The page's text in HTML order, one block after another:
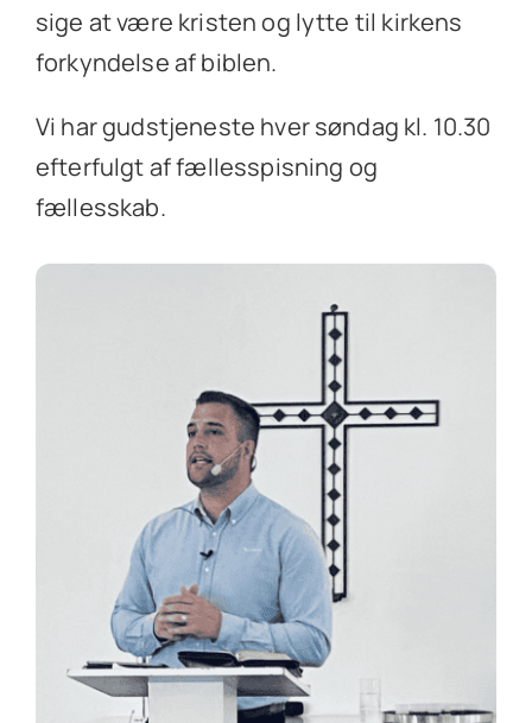
sige at være kristen og lytte til kirkens
forkyndelse af biblen.
Vi har gudstjeneste hver søndag kl. 10.30
efterfulgt af fællesspisning og
fællesskab.